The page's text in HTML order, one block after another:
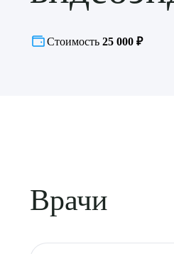
Стоимость 25 000 ₽
Врачи